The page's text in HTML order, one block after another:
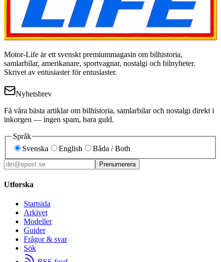
Motor-Life är ett svenskt premiummagasin om bilhistoria,
samlarbilar, amerikanare, sportvagnar, nostalgi och bilnyheter.
Skrivet av entusiaster för entusiaster.
Nyhetsbrev
Få våra bästa artiklar om bilhistoria, samlarbilar och nostalgi direkt i
inkorgen — ingen spam, bara guld.
Språk
Svenska
English Båda / Both
Prenumerera
Utforska
Startsida
Arkivet
Modeller
Guider
Frågor & svar
Sök